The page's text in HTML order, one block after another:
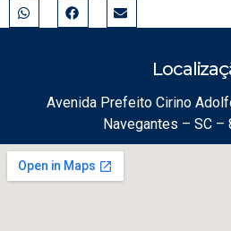
Avenida Prefeito Cirino
Navegantes – SC –